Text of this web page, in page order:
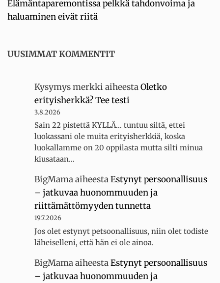
Elämäntaparemontissa pelkkä tahdonvoima ja
haluaminen eivät riitä
UUSIMMAT KOMMENTIT
Kysymys merkki aiheestaOletko
erityisherkkä? Tee testi
3.8.2026
Sain 22 pistettä KYLLÄ... tuntuu siltä, ettei
luokassani ole muita erityisherkkiä, koska
luokallamme on 20 oppilasta mutta silti minua
kiusataan…
BigMamaaiheestaEstynyt persoonallisuus
– jatkuvaa huonommuuden ja
riittämättömyyden tunnetta
19.7.2026
Jos olet estynyt petsoonallisuus, niin olet todiste
läheiselleni, että hän ei ole ainoa.
BigMamaaiheestaEstynyt persoonallisuus
– jatkuvaa huonommuuden ja